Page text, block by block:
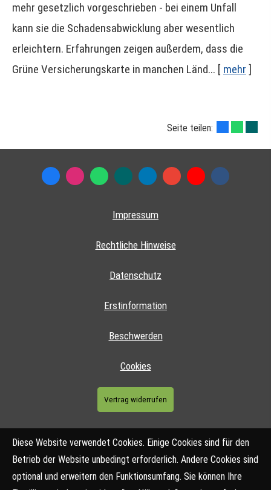
mehr gesetzlich vorgeschrieben - bei einem Unfall
kann sie die Schadensabwicklung aber wesentlich
erleichtern. Erfahrungen zeigen außerdem, dass die
Grüne Versicherungskarte in manchen Länd... [ mehr ]
Seite teilen:
Impressum
Rechtliche Hinweise
Datenschutz
Erstinformation
Beschwerden
Cookies
Vertrag widerrufen
Diese Website verwendet Cookies. Einige Cookies sind für den
Betrieb der Website unbedingt erforderlich. Andere Cookies sind
optional und erweitern den Funktionsumfang. Sie können Ihre